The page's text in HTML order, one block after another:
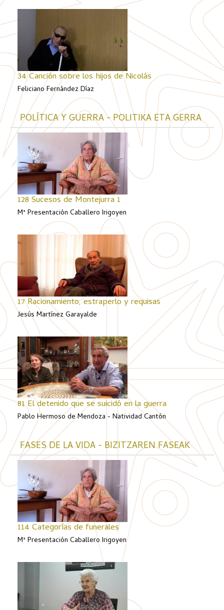
34 Canción sobre los hijos de Nicolás
Feliciano Fernández Díaz
POLÍTICA Y GUERRA - POLITIKA ETA GERRA
128 Sucesos de Montejurra 1
Mª Presentación Caballero Irigoyen
17 Racionamiento, estraperlo y requisas
Jesús Martínez Garayalde
81 El detenido que se suicidó en la guerra
Pablo Hermoso de Mendoza - Natividad Cantón
FASES DE LA VIDA - BIZITZAREN FASEAK
114 Categorías de funerales
Mª Presentación Caballero Irigoyen